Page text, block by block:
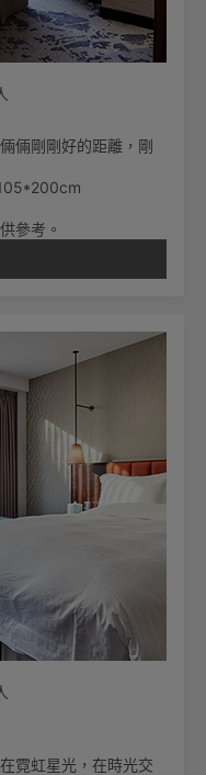
倆剛剛好的距離，剛
參考。
霓虹星光，在時光交